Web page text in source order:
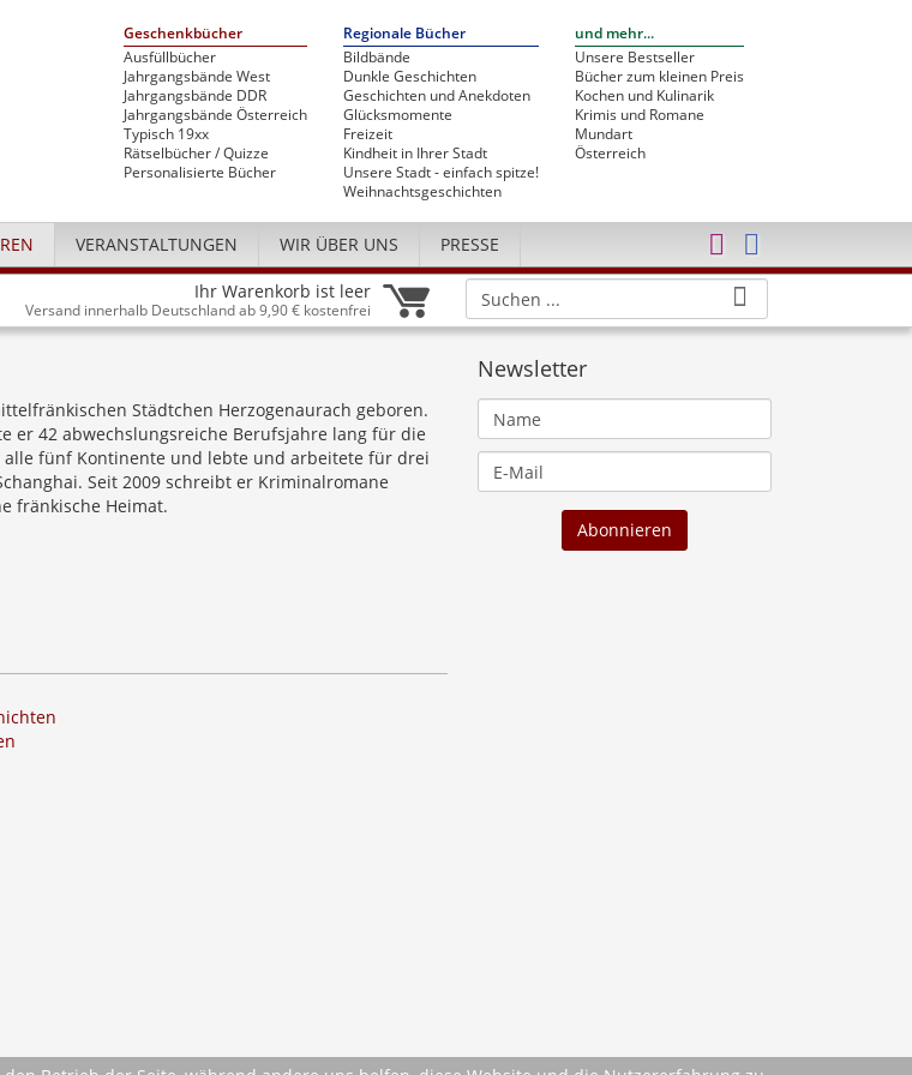
Geschenkbücher
Ausfüllbücher
Jahrgangsbände West
Jahrgangsbände DDR
Jahrgangsbände Österreich
Typisch 19xx
Rätselbücher / Quizze
Personalisierte Bücher
Regionale Bücher
Bildbände
Dunkle Geschichten
Geschichten und Anekdoten
Glücksmomente
Freizeit
Kindheit in Ihrer Stadt
Unsere Stadt - einfach spitze!
Weihnachtsgeschichten
und mehr...
Unsere Bestseller
Bücher zum kleinen Preis
Kochen und Kulinarik
Krimis und Romane
Mundart
Österreich
VERANSTALTUNGEN WIR ÜBER UNS PRESSE
Ihr Warenkorb ist leer
Versand innerhalb Deutschland ab 9,90 € kostenfrei
Städtchen Herzogenaurach geboren.
er 42 abwechslungsreiche Berufsjahre lang für die
alle fünf Kontinente und lebte und arbeitete für drei
Seit 2009 schreibt er Kriminalromane
fränkische Heimat.
Newsletter